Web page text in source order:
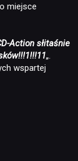
miejsce
Action słitaśnie
„.
wspartej